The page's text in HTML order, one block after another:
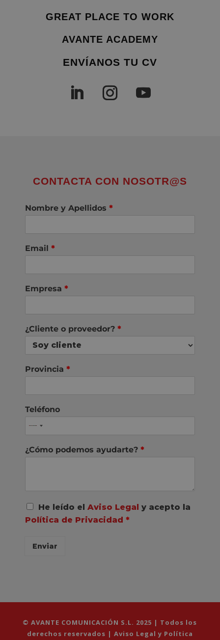
GREAT PLACE TO WORK
AVANTE ACADEMY
ENVÍANOS TU CV
CONTACTA CON NOSOTR@S
Nombre y Apellidos *
Email *
Empresa *
¿Cliente o proveedor? *
Provincia *
Teléfono
¿Cómo podemos ayudarte? *
A
u
D
He leído el Aviso Legal y acepto la
Política de Privacidad *
Enviar
© AVANTE COMUNICACIÓN S.L. 2025 | Todos los
derechos reservados | Aviso Legal y Política